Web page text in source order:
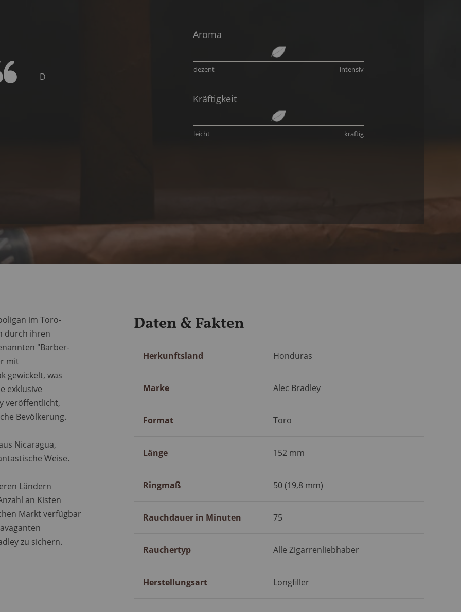
D
Aroma
dezent intensiv
Kräftigkeit
leicht kräftig
im Toro-
durch ihren
"Barber-
mit
gewickelt, was
exklusive
veröffentlicht,
Bevölkerung.
Nicaragua,
Weise.
Ländern
an Kisten
Markt verfügbar
zu sichern.
Daten & Fakten
Mehr
Herkunftsland Honduras
Marke Alec Bradley
Format Toro
Länge 152 mm
Ringmaß 50 (19,8 mm)
Rauchdauer in Minuten 75
Rauchertyp Alle Zigarrenliebhaber
Herstellungsart Longfiller